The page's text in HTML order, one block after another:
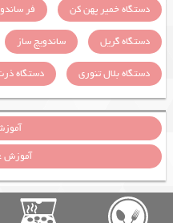
دستگاه خمیر پهن کن
فر
دستگاه گریل
ساندویچ ساز
دستگاه بلال تنوری
دستگاه
آموزش